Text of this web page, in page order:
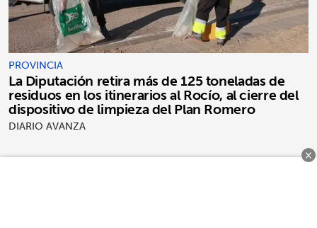
PROVINCIA
La Diputación retira más de 125 toneladas de
residuos en los itinerarios al Rocío, al cierre del
dispositivo de limpieza del Plan Romero
DIARIO AVANZA
COMENTARIOS ×